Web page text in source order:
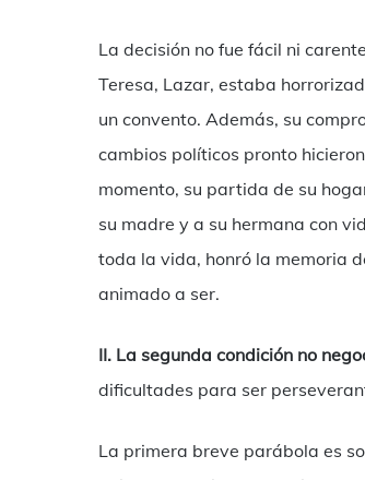
La decisión no fue fácil ni
Teresa, Lazar, estaba
un convento. Además, su
cambios políticos pronto
momento, su partida de su
su madre y a su hermana con
toda la vida, honró la memoria
animado a ser.
II. La segunda condición no
dificultades para ser
La primera breve parábola es